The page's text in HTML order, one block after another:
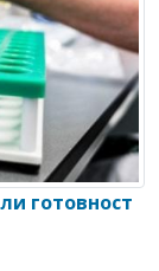
готовност